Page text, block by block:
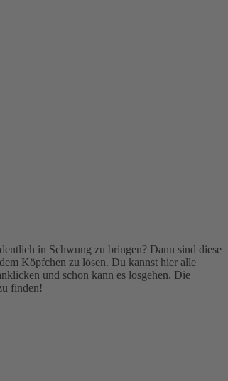
in Schwung zu bringen? Dann sind diese
Köpfchen zu lösen. Du kannst hier alle
und schon kann es losgehen. Die
finden!